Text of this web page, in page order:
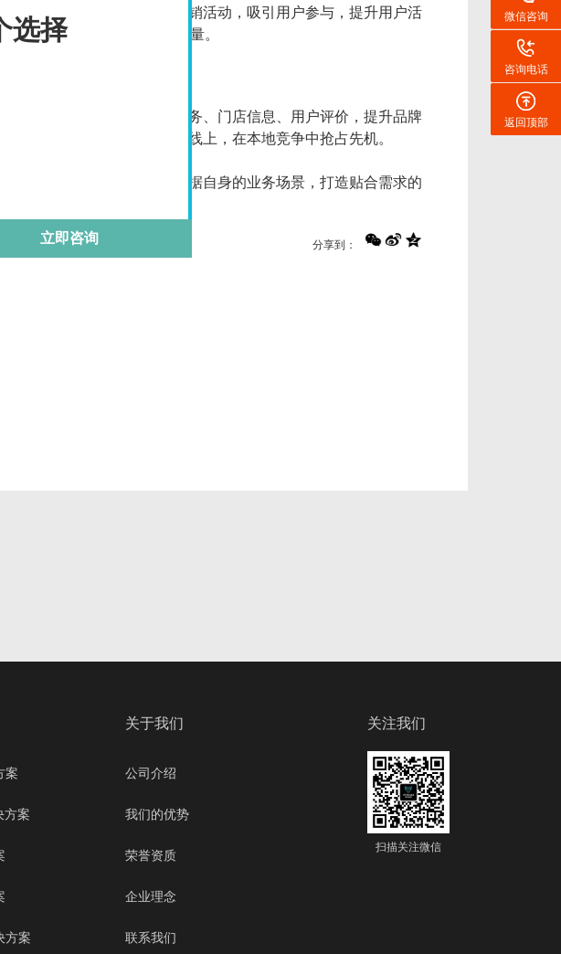
同的节日、节点，设计营销活动，吸引用户参与，提升用户活
激活老用户，带动门店销量。
以展示品牌形象、产品服务、门店信息、用户评价，提升品牌
商家，就能提前一步布局线上，在本地竞争中抢占先机。
小程序定制，商家可以根据自身的业务场景，打造贴合需求的
户的双重增长。
分享到：
选择
立即咨询
案
方案
方案
关于我们
公司介绍
我们的优势
荣誉资质
企业理念
联系我们
关注我们
扫描关注微信
微信咨询
咨询电话
返回顶部